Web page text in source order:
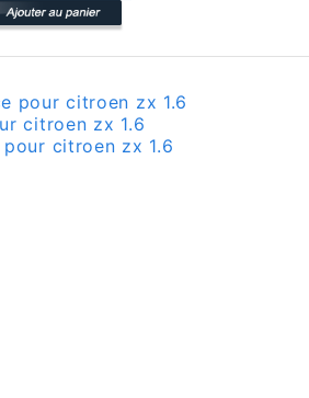
pour citroen zx 1.6
citroen zx 1.6
citroen zx 1.6